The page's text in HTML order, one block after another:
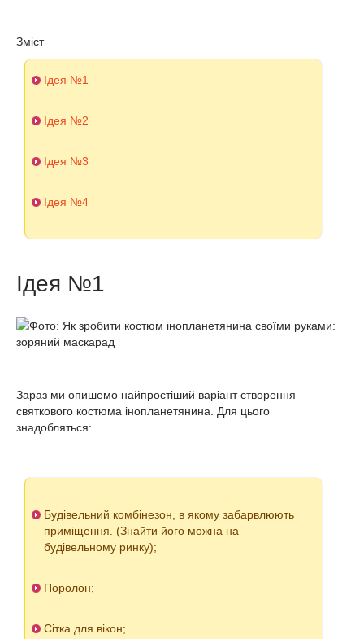
Зміст
Ідея №1
Ідея №2
Ідея №3
Ідея №4
Ідея №1
Зараз ми опишемо найпростіший варіант створення
святкового костюма інопланетянина. Для цього
знадобляться:
Будівельний комбінезон, в якому забарвлюють
приміщення. (Знайти його можна на
будівельному ринку);
Поролон;
Сітка для вікон;